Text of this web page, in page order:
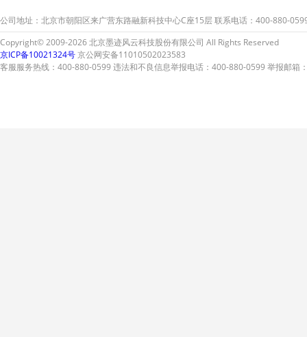
公司地址：北京市朝阳区来广营东路融新科技中心C座15层 联系电话：400-880-
Copyright© 2009-2026 北京墨迹风云科技股份有限公司 All Rights Reserved
京ICP备10021324号京公网安备11010502023583
客服服务热线：400-880-0599 违法和不良信息举报电话：400-880-0599 举报邮箱